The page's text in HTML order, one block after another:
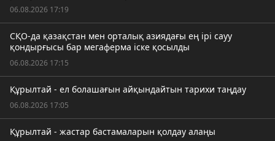
06.08.2026 17:19
СҚО-да қазақстан мен орталық азиядағы ең ірі сауу
қондырғысы бар мегаферма іске қосылды
06.08.2026 17:15
Құрылтай - ел болашағын айқындайтын тарихи таңдау
06.08.2026 17:05
Құрылтай - жастар бастамаларын қолдау алаңы